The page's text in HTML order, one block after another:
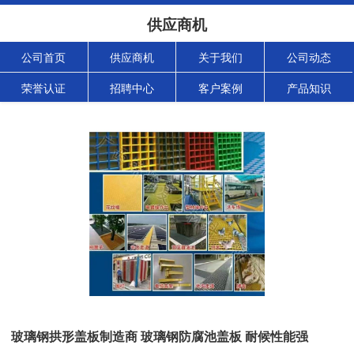
供应商机
公司首页 供应商机 关于我们 公司动态
荣誉认证 招聘中心 客户案例 产品知识
玻璃钢拱形盖板制造商 玻璃钢防腐池盖板 耐候性能强